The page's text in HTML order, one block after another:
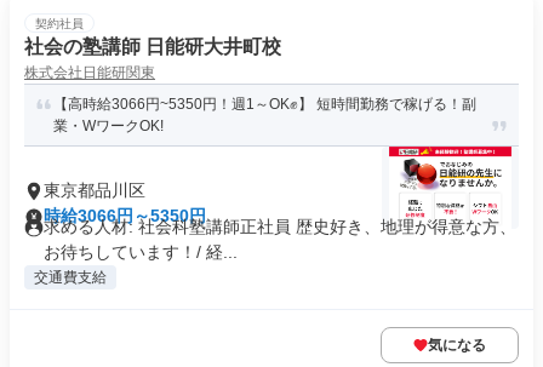
契約社員
社会の塾講師 日能研大井町校
株式会社日能研関東
【高時給3066円~5350円！週1～OK✊】 短時間勤務で稼げる！副
業・WワークOK!
東京都品川区
時給3066円～5350円
求める人材: 社会科塾講師正社員 歴史好き、地理が得意な方、
お待ちしています！/ 経...
交通費支給
気になる